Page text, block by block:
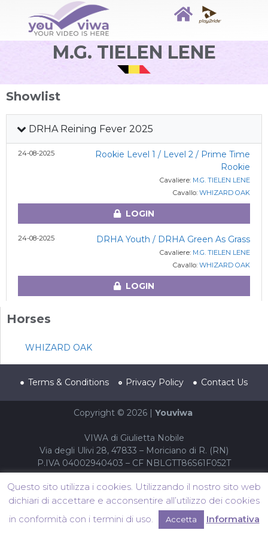
M.G. TIELEN LENE
Showlist
DRHA Reining Fever 2025
24-08-2025
Rookie Level 1 / Level 2 / Prime Time
Rookie
Cavaliere: M.G. TIELEN LENE
Cavallo: WHIZARD OAK
LOGIN
24-08-2025 DRHA Youth / DRHA Green As Grass
Cavaliere: M.G. TIELEN LENE
Cavallo: WHIZARD OAK
LOGIN
Horses
WHIZARD OAK
Terms & Conditions Privacy Policy Contact Us
Copyright © 2026 | Youviwa
VIWA di Giulietta Nobile
Via degli Ulivi 28, 47833 – Moriciano di R. (RN)
P.IVA 04002940403 – CF NBLGTT86S61F052T
Questo sito utilizza i cookies. Utilizzando il nostro sito web
dichiari di accettare e acconsentire all’utilizzo dei cookies
in conformità con i termini di uso.
Accetta Informativa